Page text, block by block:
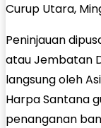
Curup Utara,
Peninjauan
atau Jembatan
langsung oleh
Harpa Santana
penanganan